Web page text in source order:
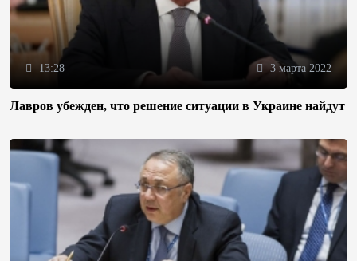
13:28 3 марта 2022
Лавров убежден, что решение ситуации в Украине найдут